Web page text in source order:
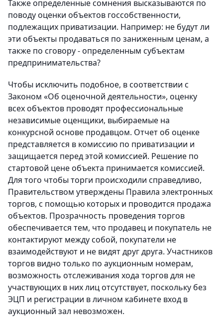
Также определенные сомнения высказываются по
поводу оценки объектов госсобственности,
подлежащих приватизации. Например: не будут ли
эти объекты продаваться по заниженным ценам, а
также по сговору - определенным субъектам
предпринимательства?
Чтобы исключить подобное, в соответствии с
Законом «Об оценочной деятельности», оценку
всех объектов проводят профессиональные
независимые оценщики, выбираемые на
конкурсной основе продавцом. Отчет об оценке
представляется в комиссию по приватизации и
защищается перед этой комиссией. Решение по
стартовой цене объекта принимается комиссией.
Для того чтобы торги происходили справедливо,
Правительством утверждены Правила электронных
торгов, с помощью которых и проводится продажа
объектов. Прозрачность проведения торгов
обеспечивается тем, что продавец и покупатель не
контактируют между собой, покупатели не
взаимодействуют и не видят друг друга. Участников
торгов видно только по аукционным номерам,
возможность отслеживания хода торгов для не
участвующих в них лиц отсутствует, поскольку без
ЭЦП и регистрации в личном кабинете вход в
аукционный зал невозможен.